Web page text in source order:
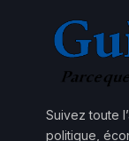
Suivez toute
politique,